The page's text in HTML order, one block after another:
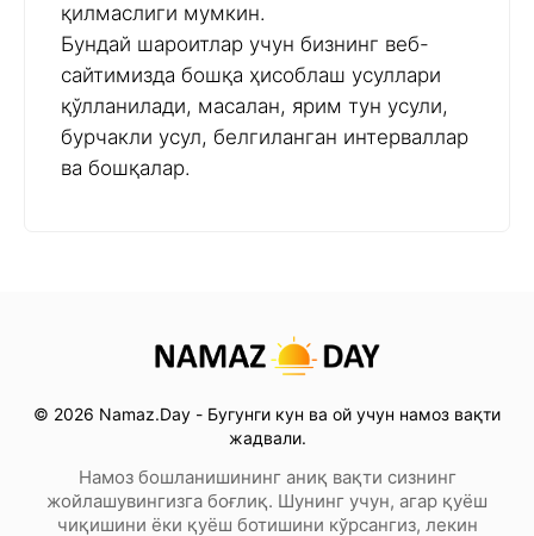
қилмаслиги мумкин.
Бундай шароитлар учун бизнинг веб-
сайтимизда бошқа ҳисоблаш усуллари
қўлланилади, масалан, ярим тун усули,
бурчакли усул, белгиланган интерваллар
ва бошқалар.
© 2026 Namaz.Day - Бугунги кун ва ой учун намоз вақти
жадвали.
Намоз бошланишининг аниқ вақти сизнинг
жойлашувингизга боғлиқ. Шунинг учун, агар қуёш
чиқишини ёки қуёш ботишини кўрсангиз, лекин